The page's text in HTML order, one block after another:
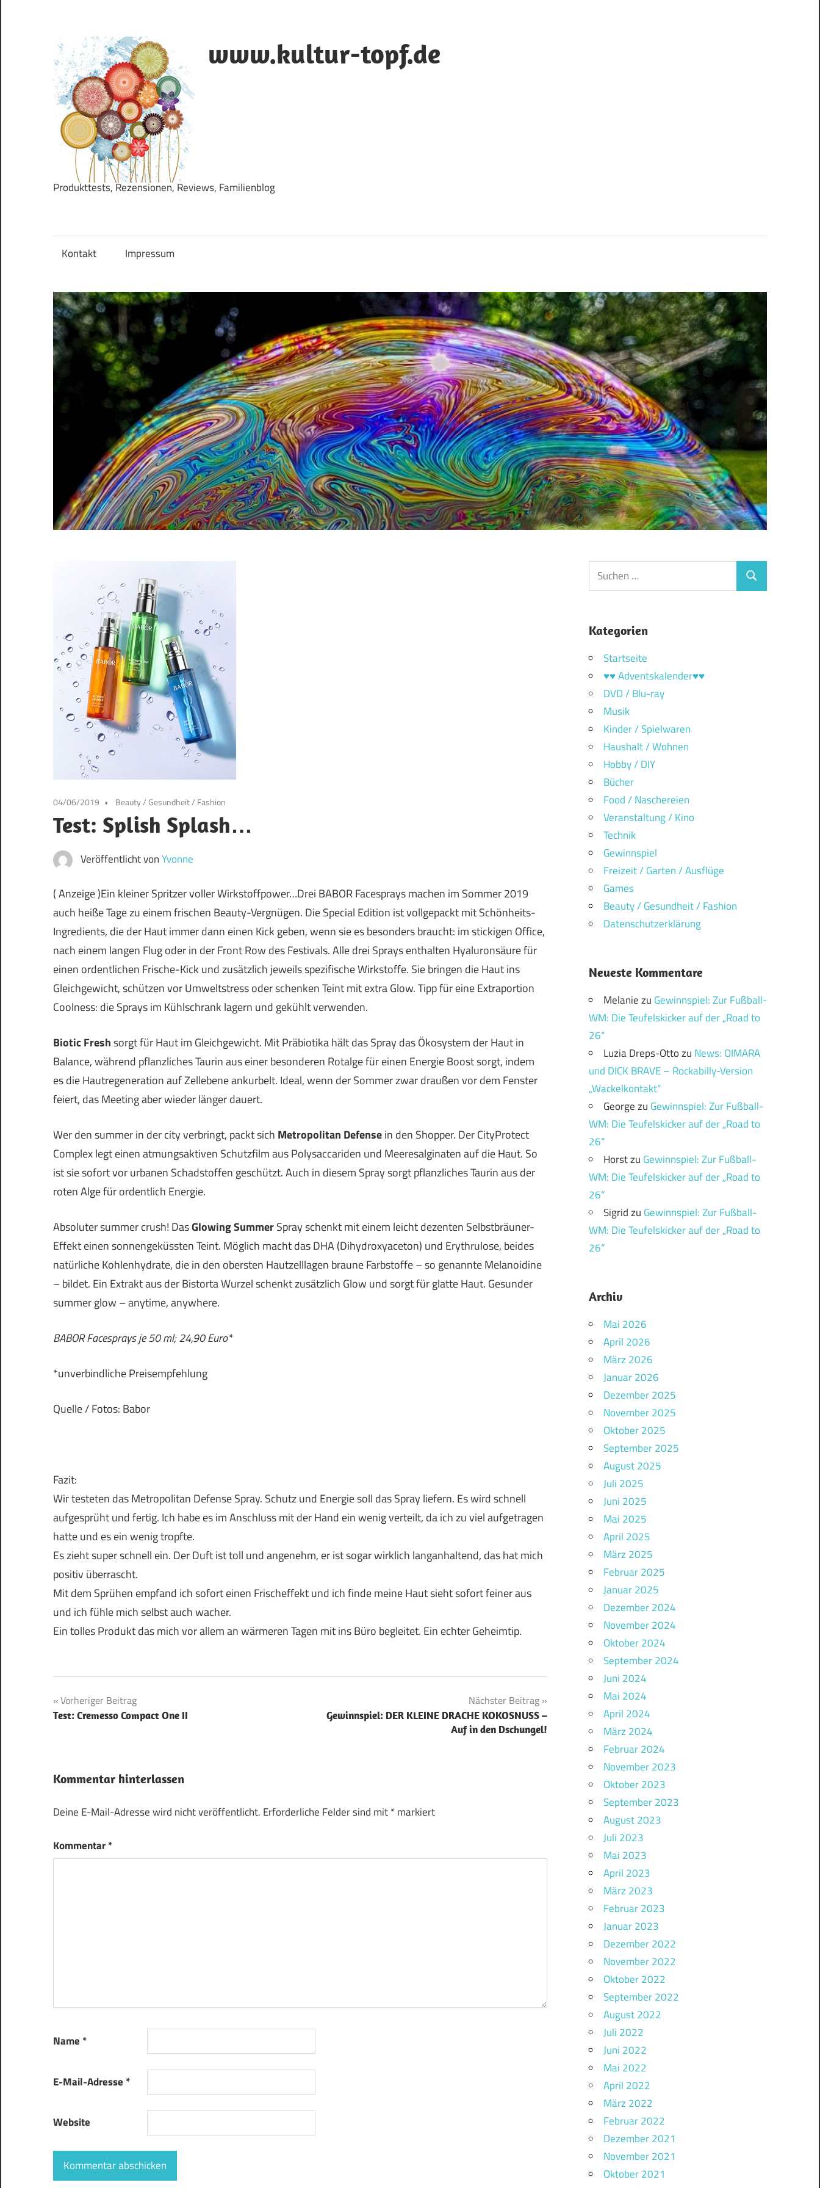
springen
www.kultur-topf.de
Produkttests, Rezensionen, Reviews, Familienblog
Kontakt Impressum
04/06/2019 Beauty / Gesundheit / Fashion
Test: Splish Splash…
Veröffentlicht vonYvonne
( Anzeige )Ein kleiner Spritzer voller Wirkstoffpower…Drei BABOR Facesprays machen im Sommer 2019
auch heiße Tage zu einem frischen Beauty-Vergnügen. Die Special Edition ist vollgepackt mit Schönheits-
Ingredients, die der Haut immer dann einen Kick geben, wenn sie es besonders braucht: im stickigen Office,
nach einem langen Flug oder in der Front Row des Festivals. Alle drei Sprays enthalten Hyaluronsäure für
einen ordentlichen Frische-Kick und zusätzlich jeweils spezifische Wirkstoffe. Sie bringen die Haut ins
Gleichgewicht, schützen vor Umweltstress oder schenken Teint mit extra Glow. Tipp für eine Extraportion
Coolness: die Sprays im Kühlschrank lagern und gekühlt verwenden.
Biotic Freshsorgt für Haut im Gleichgewicht. Mit Präbiotika hält das Spray das Ökosystem der Haut in
Balance, während pflanzliches Taurin aus einer besonderen Rotalge für einen Energie Boost sorgt, indem
es die Hautregeneration auf Zellebene ankurbelt. Ideal, wenn der Sommer zwar draußen vor dem Fenster
feiert, das Meeting aber wieder länger dauert.
Wer den summer in der city verbringt, packt sich Metropolitan Defensein den Shopper. Der CityProtect
Complex legt einen atmungsaktiven Schutzfilm aus Polysaccariden und Meeresalginaten auf die Haut. So
ist sie sofort vor urbanen Schadstoffen geschützt. Auch in diesem Spray sorgt pflanzliches Taurin aus der
roten Alge für ordentlich Energie.
Absoluter summer crush! DasGlowing SummerSpray schenkt mit einem leicht dezenten Selbstbräuner-
Effekt einen sonnengeküssten Teint. Möglich macht das DHA (Dihydroxyaceton) und Erythrulose, beides
natürliche Kohlenhydrate, die in den obersten Hautzelllagen braune Farbstoffe – so genannte Melanoidine
– bildet. Ein Extrakt aus der Bistorta Wurzel schenkt zusätzlich Glow und sorgt für glatte Haut. Gesunder
summer glow – anytime, anywhere.
BABOR Facesprays je 50 ml; 24,90 Euro*
*unverbindliche Preisempfehlung
Quelle / Fotos: Babor
Fazit:
Wir testeten das Metropolitan Defense Spray. Schutz und Energie soll das Spray liefern. Es wird schnell
aufgesprüht und fertig. Ich habe es im Anschluss mit der Hand ein wenig verteilt, da ich zu viel aufgetragen
hatte und es ein wenig tropfte.
Es zieht super schnell ein. Der Duft ist toll und angenehm, er ist sogar wirklich langanhaltend, das hat mich
positiv überrascht.
Mit dem Sprühen empfand ich sofort einen Frischeffekt und ich finde meine Haut sieht sofort feiner aus
und ich fühle mich selbst auch wacher.
Ein tolles Produkt das mich vor allem an wärmeren Tagen mit ins Büro begleitet. Ein echter Geheimtip.
Beitragsnavigation
Vorheriger Beitrag
Test: Cremesso Compact One II
Nächster Beitrag
Gewinnspiel: DER KLEINE DRACHE KOKOSNUSS –
Auf in den Dschungel!
Kommentar hinterlassen
Deine E-Mail-Adresse wird nicht veröffentlicht. Erforderliche Felder sind mit*markiert
Kommentar*
Name *
E-Mail-Adresse *
Website
Suchen
nach:
Suchen
Kategorien
Startseite
♥♥ Adventskalender♥♥
DVD / Blu-ray
Musik
Kinder / Spielwaren
Haushalt / Wohnen
Hobby / DIY
Bücher
Food / Naschereien
Veranstaltung / Kino
Technik
Gewinnspiel
Freizeit / Garten / Ausflüge
Games
Beauty / Gesundheit / Fashion
Datenschutzerklärung
Neueste Kommentare
Melaniezu Gewinnspiel: Zur Fußball-
WM: Die Teufelskicker auf der „Road to
26“
Luzia Dreps-Ottozu News: OIMARA
und DICK BRAVE – Rockabilly-Version
„Wackelkontakt“
Georgezu Gewinnspiel: Zur Fußball-
WM: Die Teufelskicker auf der „Road to
26“
Horstzu Gewinnspiel: Zur Fußball-
WM: Die Teufelskicker auf der „Road to
26“
Sigridzu Gewinnspiel: Zur Fußball-
WM: Die Teufelskicker auf der „Road to
26“
Archiv
Mai 2026
April 2026
März 2026
Januar 2026
Dezember 2025
November 2025
Oktober 2025
September 2025
August 2025
Juli 2025
Juni 2025
Mai 2025
April 2025
März 2025
Februar 2025
Januar 2025
Dezember 2024
November 2024
Oktober 2024
September 2024
Juni 2024
Mai 2024
April 2024
März 2024
Februar 2024
November 2023
Oktober 2023
September 2023
August 2023
Juli 2023
Mai 2023
April 2023
März 2023
Februar 2023
Januar 2023
Dezember 2022
November 2022
Oktober 2022
September 2022
August 2022
Juli 2022
Juni 2022
Mai 2022
April 2022
März 2022
Februar 2022
Dezember 2021
November 2021
Oktober 2021